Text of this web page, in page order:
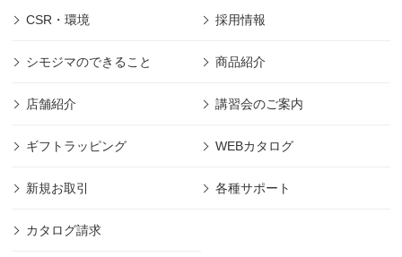
CSR・環境 採用情報
シモジマのできること 商品紹介
店舗紹介 講習会のご案内
ギフトラッピング WEBカタログ
新規お取引 各種サポート
カタログ請求